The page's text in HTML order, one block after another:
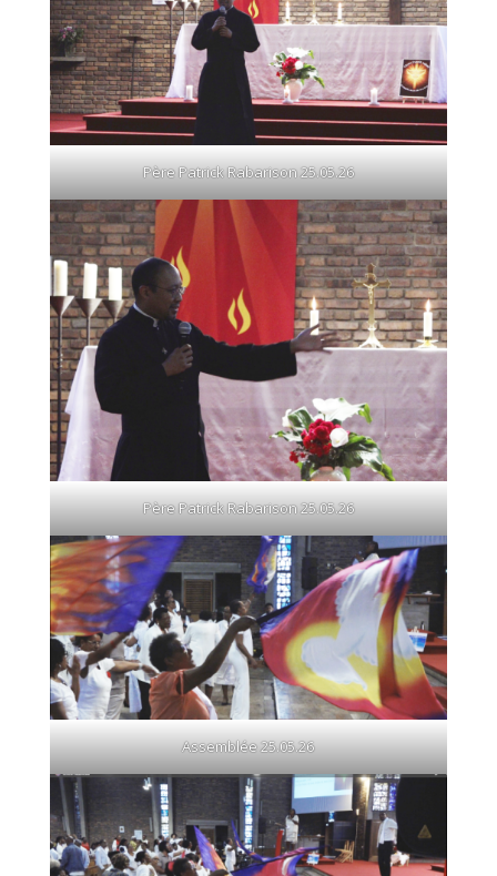
Père Patrick Rabarison 25.05.26
Père Patrick Rabarison 25.05.26
Assemblée 25.05.26